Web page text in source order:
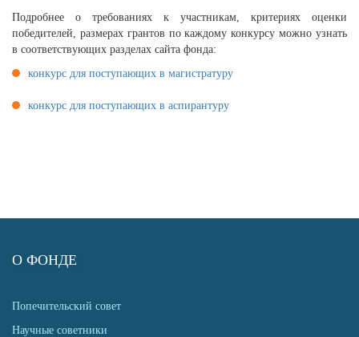
Подробнее о требованиях к участникам, критериях оценки
победителей, размерах грантов по каждому конкурсу можно узнать
в соответствующих разделах сайта фонда:
конкурс для поступающих в магистратуру
конкурс для поступающих в аспирантуру
О ФОНДЕ
Попечительский совет
Научные советники